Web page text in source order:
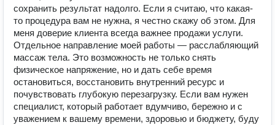
сохранить результат надолго. Если я считаю, что какая-
то процедура вам не нужна, я честно скажу об этом. Для
меня доверие клиента всегда важнее продажи услуги.
Отдельное направление моей работы — расслабляющий
массаж тела. Это возможность не только снять
физическое напряжение, но и дать себе время
остановиться, восстановить внутренний ресурс и
почувствовать глубокую перезагрузку. Если вам нужен
специалист, который работает вдумчиво, бережно и с
уважением к вашему времени, здоровью и бюджету, буду